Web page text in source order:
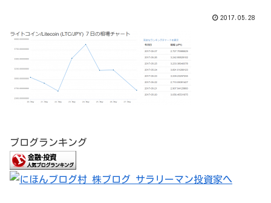
2017.05.28
ブログランキング